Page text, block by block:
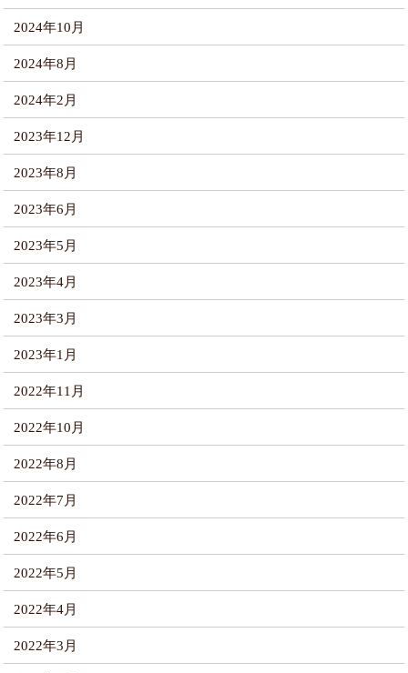
2024年10月
2024年8月
2024年2月
2023年12月
2023年8月
2023年6月
2023年5月
2023年4月
2023年3月
2023年1月
2022年11月
2022年10月
2022年8月
2022年7月
2022年6月
2022年5月
2022年4月
2022年3月